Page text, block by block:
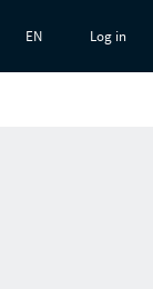
EN Log in